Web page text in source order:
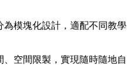
模塊化設計，適配不同教學
空間限製，實現隨時隨地自